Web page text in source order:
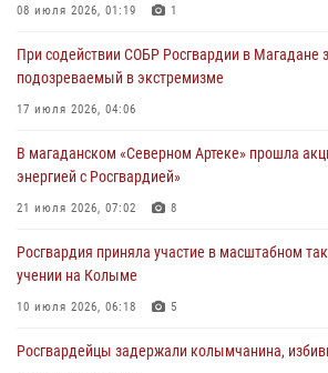
Росгвардии Герой России генерал-полковник
15 июля 2026, 06:21
Кинологический тандем из Магадана завоевал
15 июля 2026, 04:34
08 июля 2026, 01:19 1
При содействии СОБР Росгвардии в Магадане
подозреваемый в экстремизме
17 июля 2026, 04:06
В магаданском «Северном Артеке» прошла
энергией с Росгвардией»
21 июля 2026, 07:02 8
Росгвардия приняла участие в масштабном
учении на Колыме
10 июля 2026, 06:18 5
Росгвардейцы задержали колымчанина,